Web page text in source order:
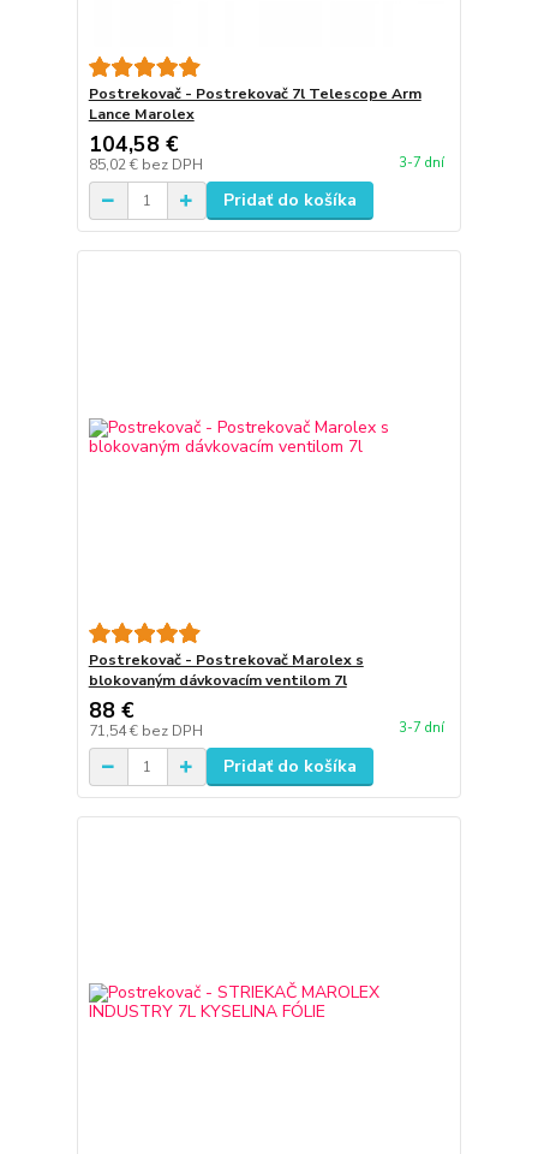
Postrekovač - Postrekovač 7l Telescope Arm
Lance Marolex
104,58 €
85,02 € bez DPH 3-7 dní
Pridať do košíka
Postrekovač - Postrekovač Marolex s
blokovaným dávkovacím ventilom 7l
88 €
71,54 € bez DPH 3-7 dní
Pridať do košíka